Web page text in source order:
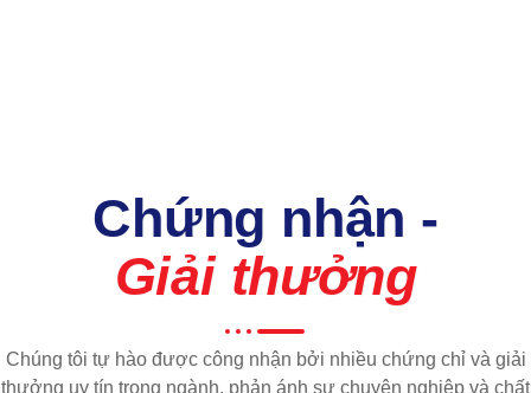
Chứng nhận -
Giải thưởng
Chúng tôi tự hào được công nhận bởi nhiều chứng chỉ và giải
thưởng uy tín trong ngành, phản ánh sự chuyên nghiệp và chất